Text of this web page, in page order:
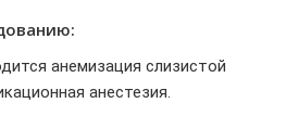
анемизация слизистой
анестезия.